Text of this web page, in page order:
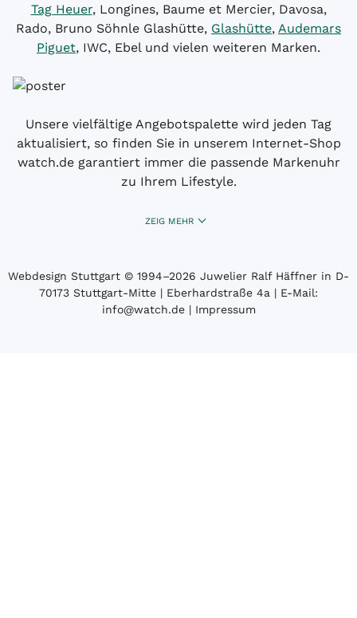
Tag Heuer, Longines, Baume et Mercier, Davosa,
Rado, Bruno Söhnle Glashütte, Glashütte, Audemars
Piguet, IWC, Ebel und vielen weiteren Marken.
Unsere vielfältige Angebotspalette wird jeden Tag
aktualisiert, so finden Sie in unserem Internet-Shop
watch.de garantiert immer die passende Markenuhr
zu Ihrem Lifestyle.
ZEIG MEHR
Webdesign Stuttgart © 1994­–2026 Juwelier Ralf Häffner in D-
70173 Stuttgart-Mitte | Eberhardstraße 4a | E-Mail:
info@watch.de|Impressum